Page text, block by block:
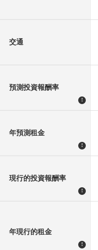
交通
預測投資報酬率
!
年預測租金
!
現行的投資報酬率
!
年現行的租金
!